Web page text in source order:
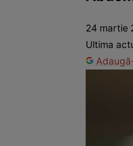
Dezvoltare personalăÎngrijire
24 martie
Ultima